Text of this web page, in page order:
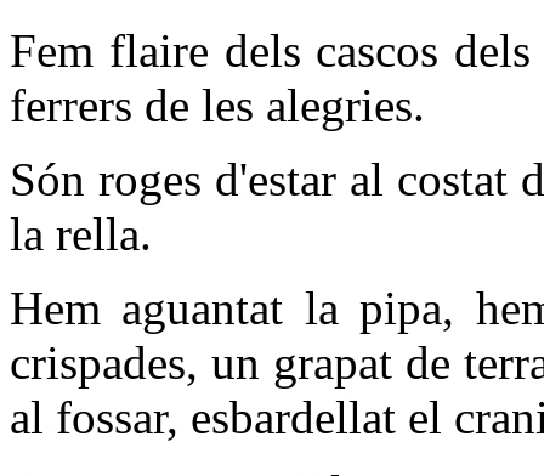
Fem flaire dels cascos
ferrers de les alegries.
Són roges d'estar al costat
la rella.
Hem aguantat la pipa,
crispades, un grapat de
al fossar, esbardellat el